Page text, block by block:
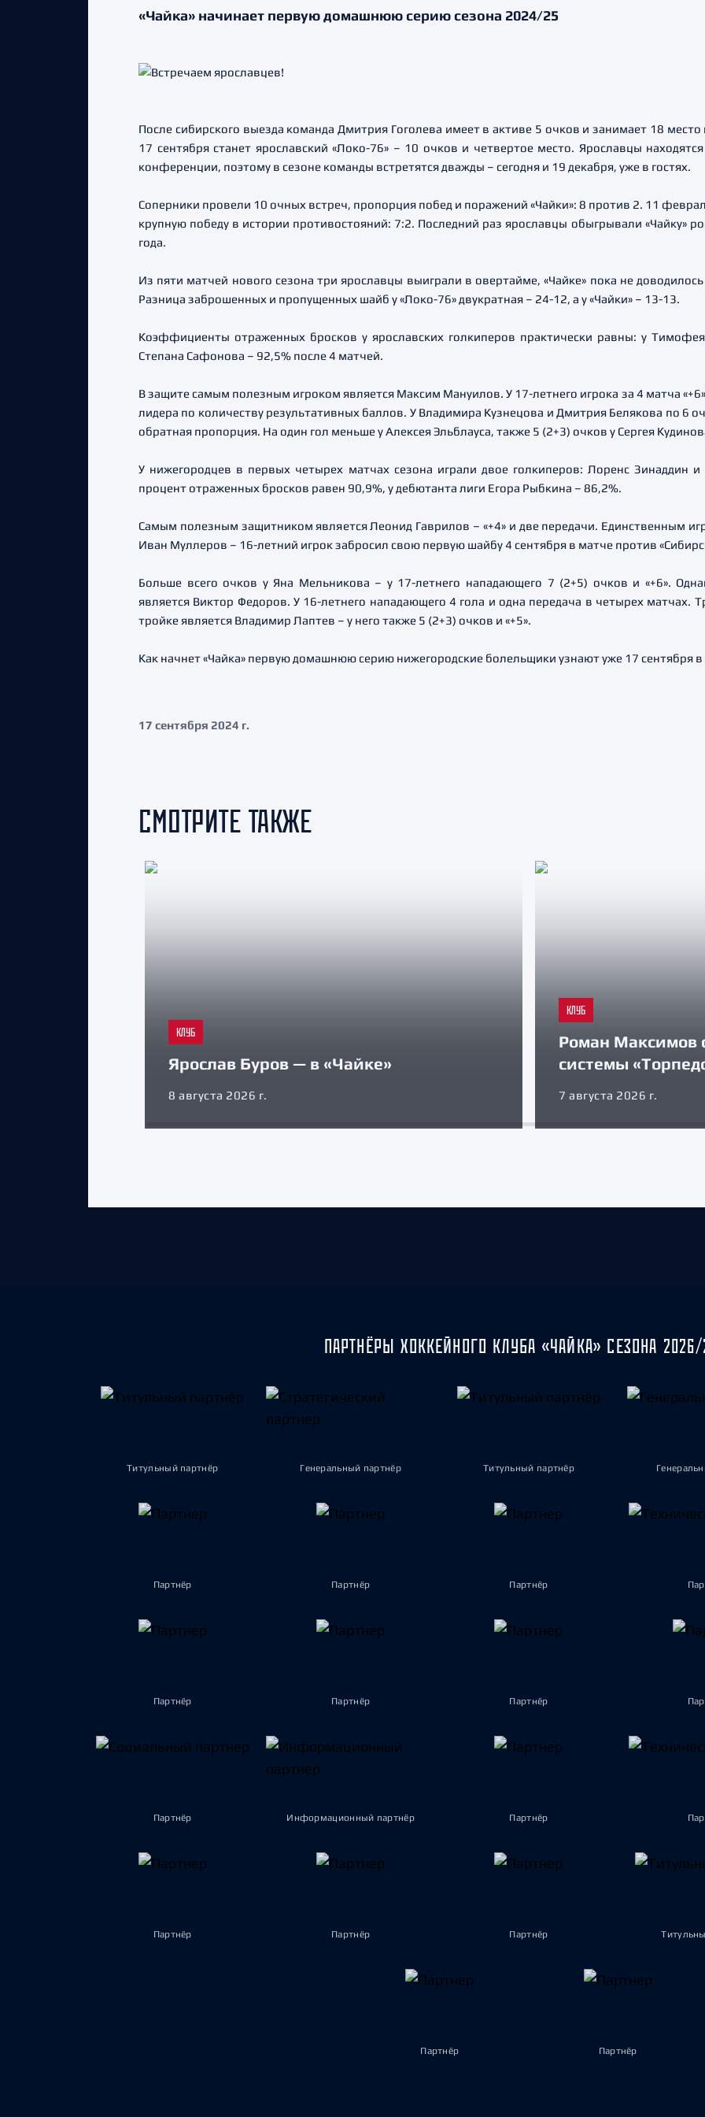
«Чайка» начинает первую домашнюю серию сезона 2024/25
После сибирского выезда команда Дмитрия Гоголева имеет в активе 5 очков и занимает 18
17 сентября станет ярославский «Локо-76» – 10 очков и четвертое место. Ярославцы
конференции, поэтому в сезоне команды встретятся дважды – сегодня и 19 декабря, уже в гостях.
Соперники провели 10 очных встреч, пропорция побед и поражений «Чайки»: 8 против 2. 11
крупную победу в истории противостояний: 7:2. Последний раз ярославцы обыгрывали «Чайку»
года.
Из пяти матчей нового сезона три ярославцы выиграли в овертайме, «Чайке» пока не
Разница заброшенных и пропущенных шайб у «Локо-76» двукратная – 24-12, а у «Чайки» – 13-13.
Коэффициенты отраженных бросков у ярославских голкиперов практически равны: у
Степана Сафонова – 92,5% после 4 матчей.
В защите самым полезным игроком является Максим Мануилов. У 17-летнего игрока за 4 матча
лидера по количеству результативных баллов. У Владимира Кузнецова и Дмитрия Белякова по 6
обратная пропорция. На один гол меньше у Алексея Эльблауса, также 5 (2+3) очков у Сергея
У нижегородцев в первых четырех матчах сезона играли двое голкиперов: Лоренс Зинаддин
процент отраженных бросков равен 90,9%, у дебютанта лиги Егора Рыбкина – 86,2%.
Самым полезным защитником является Леонид Гаврилов – «+4» и две передачи. Единственным
Иван Муллеров – 16-летний игрок забросил свою первую шайбу 4 сентября в матче против
Больше всего очков у Яна Мельникова – у 17-летнего нападающего 7 (2+5) очков и «+6».
является Виктор Федоров. У 16-летнего нападающего 4 гола и одна передача в четырех матчах.
тройке является Владимир Лаптев – у него также 5 (2+3) очков и «+5».
Как начнет «Чайка» первую домашнюю серию нижегородские болельщики узнают уже 17 сентября в
17 сентября 2024 г.
СМОТРИТЕ ТАКЖЕ
КЛУБ
Ярослав Буров — в «Чайке»
8 августа 2026 г.
КЛУБ
Роман Максимов
системы
7 августа 2026 г.
ПАРТНЁРЫ ХОККЕЙНОГО КЛУБА «ЧАЙКА» СЕЗОНА 2026/
Титульный партнёр Генеральный партнёр Титульный партнёр
Партнёр Партнёр Партнёр
Партнёр Партнёр Партнёр
Партнёр Информационный партнёр Партнёр
Партнёр Партнёр Партнёр
Партнёр Партнёр